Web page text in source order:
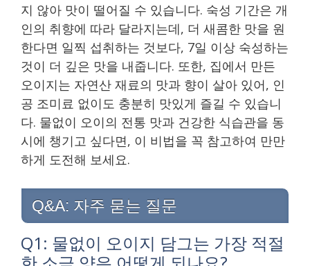
지 않아 맛이 떨어질 수 있습니다. 숙성 기간은 개
인의 취향에 따라 달라지는데, 더 새콤한 맛을 원
한다면 일찍 섭취하는 것보다, 7일 이상 숙성하는
것이 더 깊은 맛을 내줍니다. 또한, 집에서 만든
오이지는 자연산 재료의 맛과 향이 살아 있어, 인
공 조미료 없이도 충분히 맛있게 즐길 수 있습니
다. 물없이 오이의 전통 맛과 건강한 식습관을 동
시에 챙기고 싶다면, 이 비법을 꼭 참고하여 만만
하게 도전해 보세요.
Q&A: 자주 묻는 질문
Q1: 물없이 오이지 담그는 가장 적절